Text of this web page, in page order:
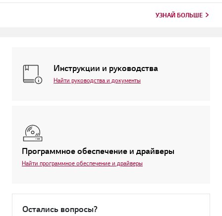
УЗНАЙ БОЛЬШЕ
Инструкции и руководства
Найти руководства и документы
Программное обеспечение и драйверы
Найти программное обеспечение и драйверы
Остались вопросы?